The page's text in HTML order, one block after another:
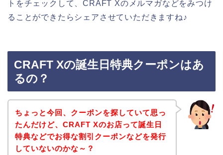
トをチェックして、CRAFT Xのメルマガなどをみつけ
ることができたらシェアさせていただきますね♪
CRAFT Xの誕生日特典クーポンはあ
るの？
ちょっと今回、クーポンを探していて思っ
たんだけど、CRAFT Xのお店って誕生日
特典などでお得な割引クーポンなどを発行
していないのかな～？